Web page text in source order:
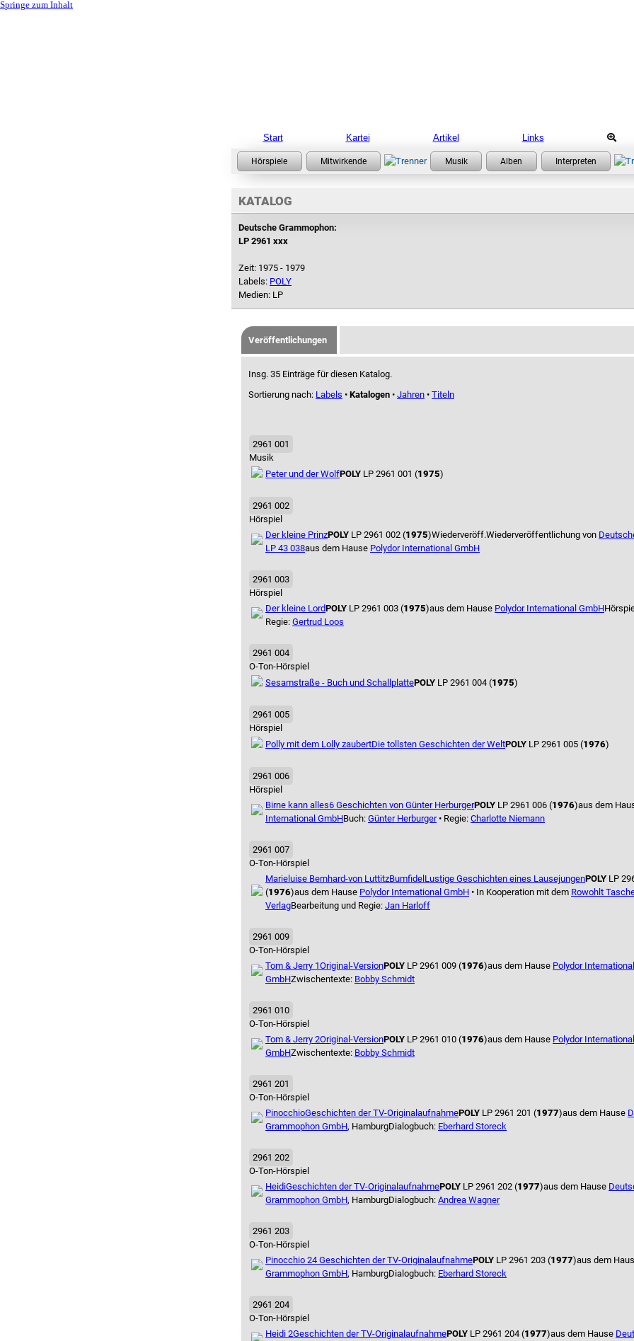
Springe zum Inhalt
Start Kartei Artikel Links
KATALOG
Deutsche Grammophon:
LP 2961 xxx
Zeit: 1975 - 1979
Labels: POLY
Medien: LP
Veröffentlichungen
Insg. 35 Einträge für diesen Katalog.
Sortierung nach: Labels • Katalogen • Jahren • Titeln
2961 001
Musik
Peter und der WolfPOLY LP 2961 001 (1975)
2961 002
Hörspiel
Der kleine PrinzPOLY LP 2961 002 (1975)Wiederveröff.Wiederveröffentlichung von
LP 43 038aus dem Hause Polydor International GmbH
2961 003
Hörspiel
Der kleine LordPOLY LP 2961 003 (1975)aus dem Hause Polydor International GmbH
Regie: Gertrud Loos
2961 004
O-Ton-Hörspiel
Sesamstraße - Buch und SchallplattePOLY LP 2961 004 (1975)
2961 005
Hörspiel
Polly mit dem Lolly zaubertDie tollsten Geschichten der WeltPOLY LP 2961 005 (1976)
2961 006
Hörspiel
Birne kann alles6 Geschichten von Günter HerburgerPOLY LP 2961 006 (1976)aus dem
International GmbHBuch: Günter Herburger• Regie: Charlotte Niemann
2961 007
O-Ton-Hörspiel
Marieluise Bernhard-von LuttitzBumfidel Lustige Geschichten eines LausejungenPOLY LP
(1976)aus dem Hause Polydor International GmbH • In Kooperation mit dem Rowohlt
VerlagBearbeitung und Regie: Jan Harloff
2961 009
O-Ton-Hörspiel
Tom & Jerry 1Original-VersionPOLY LP 2961 009 (1976)aus dem Hause Polydor International
GmbHZwischentexte: Bobby Schmidt
2961 010
O-Ton-Hörspiel
Tom & Jerry 2Original-VersionPOLY LP 2961 010 (1976)aus dem Hause Polydor International
GmbHZwischentexte: Bobby Schmidt
2961 201
O-Ton-Hörspiel
PinocchioGeschichten der TV-OriginalaufnahmePOLY LP 2961 201 (1977)aus dem Hause
Grammophon GmbH, HamburgDialogbuch: Eberhard Storeck
2961 202
O-Ton-Hörspiel
HeidiGeschichten der TV-OriginalaufnahmePOLY LP 2961 202 (1977)aus dem Hause
Grammophon GmbH, HamburgDialogbuch: Andrea Wagner
2961 203
O-Ton-Hörspiel
Pinocchio 24 Geschichten der TV-OriginalaufnahmePOLY LP 2961 203 (1977)aus dem
Grammophon GmbH, HamburgDialogbuch: Eberhard Storeck
2961 204
O-Ton-Hörspiel
Heidi 2Geschichten der TV-OriginalaufnahmePOLY LP 2961 204 (1977)aus dem Hause